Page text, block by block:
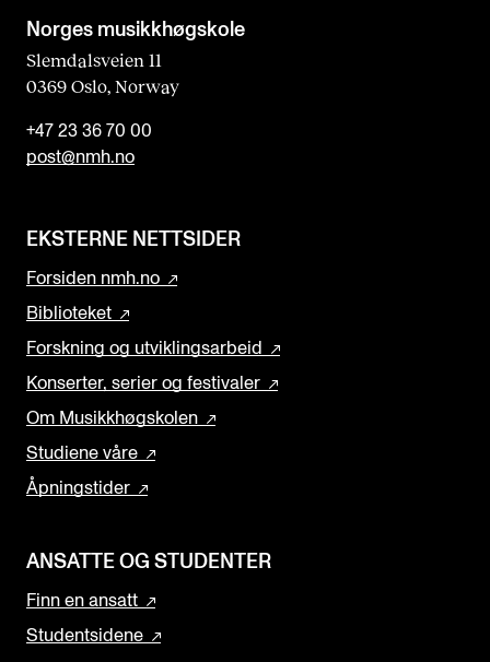
b
l
a
n
k
Norges musikk­høgskole
Slemdalsveien 11
0369 Oslo, Norway
+47 23 36 70 00
post@nmh.no
EKSTERNE NETTSIDER
Forsiden nmh.no
Biblioteket
Forskning og utviklingsarbeid
Konserter, serier og festivaler
Om Musikkhøgskolen
Studiene våre
Åpningstider
ANSATTE OG STUDENTER
Finn en ansatt
Studentsidene